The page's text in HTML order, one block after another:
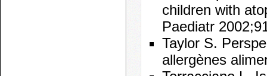
children with
Paediatr
Taylor S.
allergènes